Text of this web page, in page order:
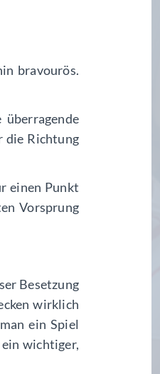
bravourös.
die Richtung
einen Punkt
Vorsprung
Besetzung
wirklich
ein Spiel
wichtiger,